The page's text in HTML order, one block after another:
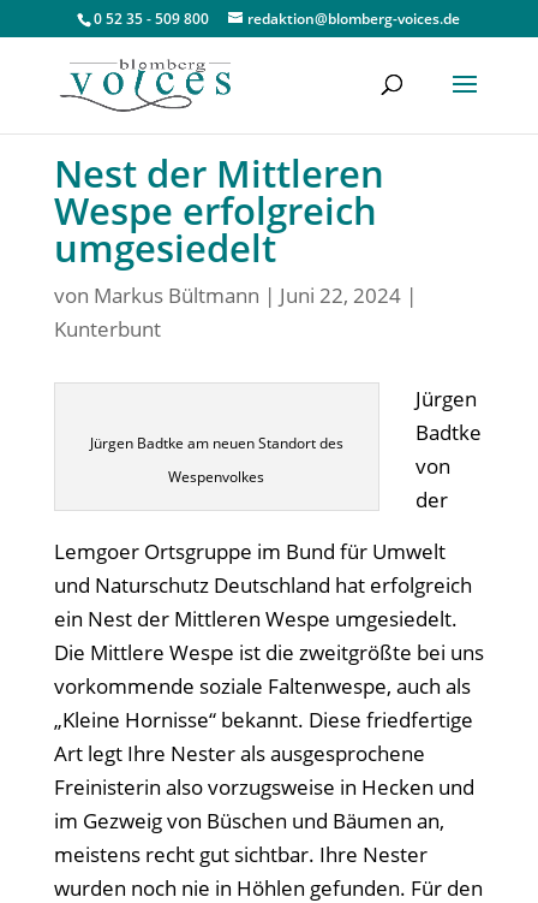
0 52 35 - 509 800 redaktion@blomberg-voices.de
Nest der Mittleren
Wespe erfolgreich
umgesiedelt
von Markus Bültmann | Juni 22, 2024|
Kunterbunt
Jürgen Badtke am neuen Standort des
Wespenvolkes
Jürgen
Badtke
von
der
Lemgoer Ortsgruppe im Bund für Umwelt
und Naturschutz Deutschland hat erfolgreich
ein Nest der Mittleren Wespe umgesiedelt.
Die Mittlere Wespe ist die zweitgrößte bei uns
vorkommende soziale Faltenwespe, auch als
„Kleine Hornisse“ bekannt. Diese friedfertige
Art legt Ihre Nester als ausgesprochene
Freinisterin also vorzugsweise in Hecken und
im Gezweig von Büschen und Bäumen an,
meistens recht gut sichtbar. Ihre Nester
wurden noch nie in Höhlen gefunden. Für den